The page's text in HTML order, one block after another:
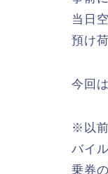
当日
預け
今回
※以前
バイ
乗券